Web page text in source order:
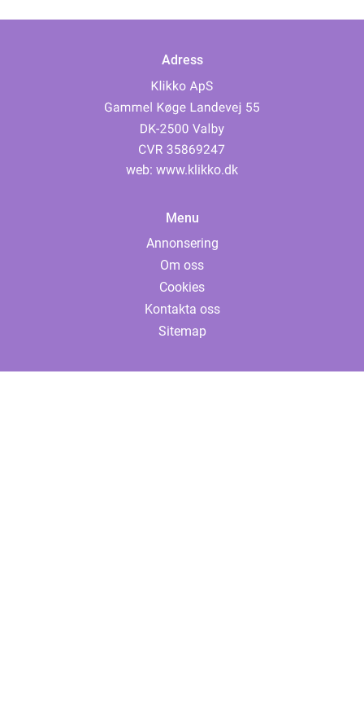
Adress
web: www.klikko.dk
Menu
Annonsering
Om oss
Cookies
Kontakta oss
Sitemap